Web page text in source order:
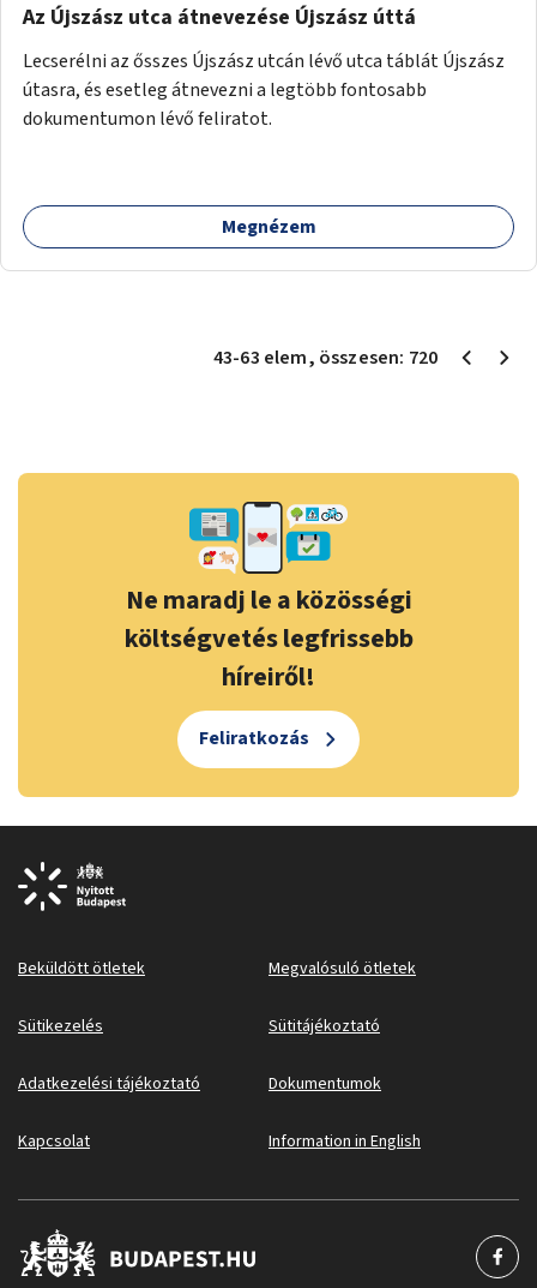
Az Újszász utca átnevezése Újszász úttá
Lecserélni az ősszes Újszász utcán lévő utca táblát Újszász
útasra, és esetleg átnevezni a legtöbb fontosabb
dokumentumon lévő feliratot.
Megnézem
43-63 elem, összesen: 720
Ne maradj le a közösségi
költségvetés legfrissebb
híreiről!
Feliratkozás
Beküldött ötletek Megvalósuló ötletek
Sütikezelés Sütitájékoztató
Adatkezelési tájékoztató Dokumentumok
Kapcsolat Information in English